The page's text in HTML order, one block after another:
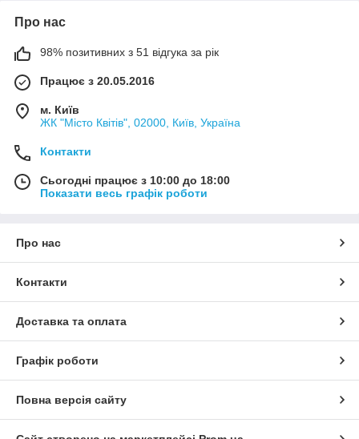
Про нас
98% позитивних з 51 відгука за рік
Працює з 20.05.2016
м. Київ
ЖК "Місто Квітів", 02000, Київ, Україна
Контакти
Сьогодні працює з 10:00 до 18:00
Показати весь графік роботи
Про нас
Контакти
Доставка та оплата
Графік роботи
Повна версія сайту